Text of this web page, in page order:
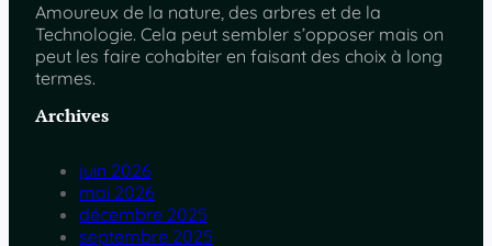
Amoureux de la nature, des arbres et de la
Technologie. Cela peut sembler s’opposer mais on
peut les faire cohabiter en faisant des choix à long
termes.
Archives
juin 2026
mai 2026
décembre 2025
septembre 2025